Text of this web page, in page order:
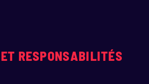
RESPONSABILITÉS